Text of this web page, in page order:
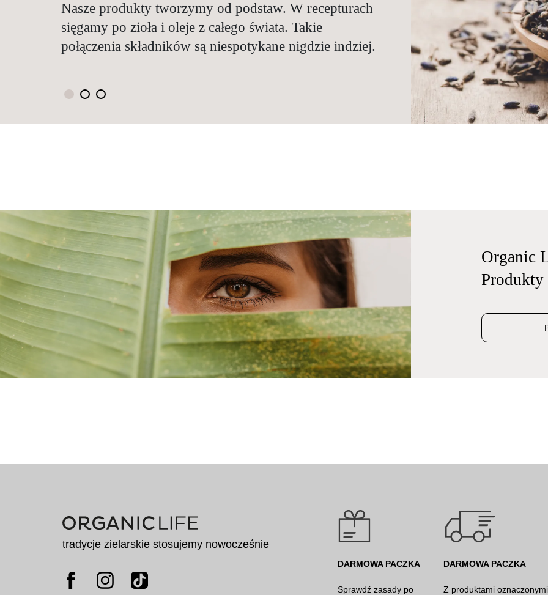
Nasze produkty tworzymy od podstaw. W recepturach
sięgamy po zioła i oleje z całego świata. Takie
połączenia składników są niespotykane nigdzie indziej.
Każdy nasz produkt powstaje z miłości do natury, ale
jego receptura to efekt wielu badań, czerpiących z
najnowszej wiedzy naukowej.
Tradycje zielarskie stosujemy nowocześnie. Łączymy
historyczną wiedzę zielarską z całego świata z
najnowszymi badaniami naukowymi.
Organic
tradycje zielarskie stosujemy nowocześnie
DARMOWA PACZKA
Sprawdź zasady po
DARMOWA PACZKA
Z produktami oznaczonymi